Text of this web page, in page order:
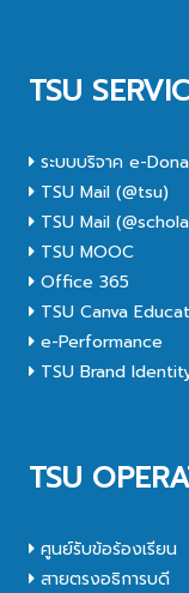
TSU
ระบบบริจาค e-
TSU Mail (@tsu)
TSU Mail
TSU MOOC
Office 365
TSU Canva
e-Performance
TSU Brand
TSU
ศูนย์รับข้อร้องเรียน
สายตรงอธิการบดี